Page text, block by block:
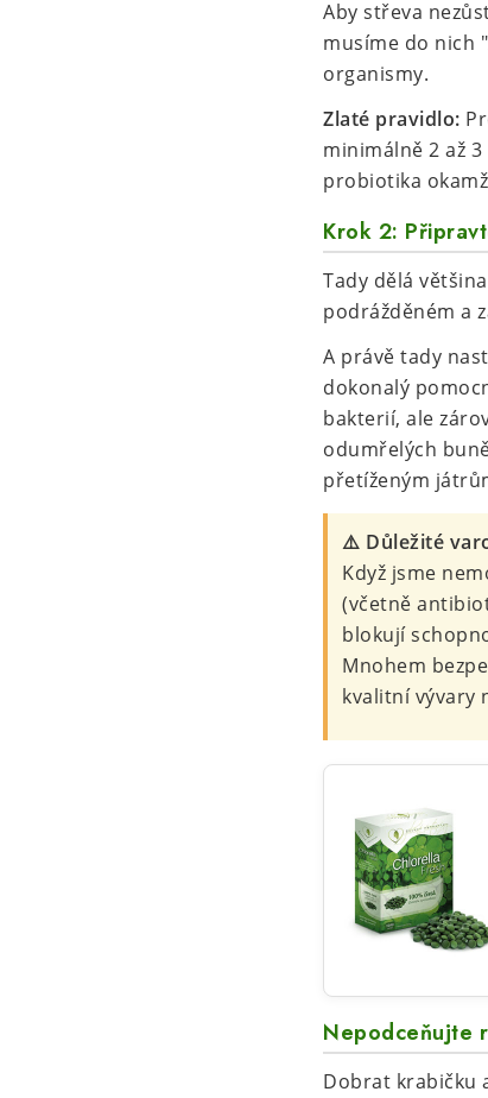
Aby střeva
musíme do nich
organismy.
Zlaté pravidlo:
minimálně 2 až
probiotika
Krok 2:
Tady dělá
podrážděném a
A právě tady
dokonalý
bakterií, ale
odumřelých
přetíženým
⚠️ Důležité
Když jsme
(včetně
blokují
Mnohem
kvalitní vývary
Nepodceňujte
Dobrat krabičku